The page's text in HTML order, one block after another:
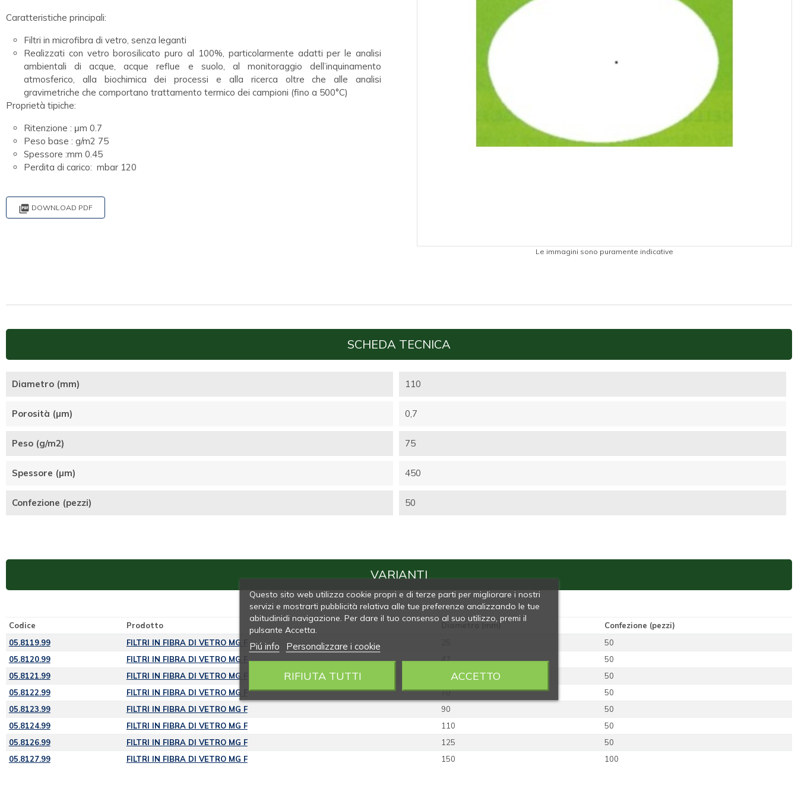
Caratteristiche principali:
Filtri in microfibra di vetro, senza leganti
Realizzati con vetro borosilicato puro al 100%, particolarmente adatti per le analisi
ambientali di acque, acque reflue e suolo, al monitoraggio dell’inquinamento
atmosferico, alla biochimica dei processi e alla ricerca oltre che alle analisi
gravimetriche che comportano trattamento termico dei campioni (fino a 500°C)
Proprietà tipiche:
Ritenzione : μm 0.7
Peso base : g/m2 75
Spessore :mm 0.45
Perdita di carico: mbar 120
 DOWNLOAD PDF
Le immagini sono puramente indicative
SCHEDA TECNICA
Diametro (mm) 110
Porosità (µm) 0,7
Peso (g/m2) 75
Spessore (µm) 450
Confezione (pezzi) 50
VARIANTI
Codice Prodotto Diametro (mm)
Confezione (pezzi)
05.8119.99
FILTRI IN FIBRA DI VETRO MG F
50
05.8120.99
FILTRI IN FIBRA DI VETRO MG F 47
50
05.8121.99
FILTRI IN FIBRA DI VETRO MG F
50
05.8122.99
FILTRI IN FIBRA DI VETRO MG F 70
50
05.8123.99
FILTRI IN FIBRA DI VETRO MG F 90
50
05.8124.99
FILTRI IN FIBRA DI VETRO MG F 110
50
05.8126.99
FILTRI IN FIBRA DI VETRO MG F 125
50
05.8127.99
FILTRI IN FIBRA DI VETRO MG F 150 100
Questo sito web utilizza cookie propri e di terze parti per migliorare i nostri
servizi e mostrarti pubblicità relativa alle tue preferenze analizzando le tue
abitudinidi navigazione. Per dare il tuo consenso al suo utilizzo, premi il
pulsante Accetta.
Piú info Personalizzare i cookie
RIFIUTA TUTTI ACCETTO